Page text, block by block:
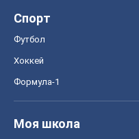
Спорт
Футбол
Хоккей
Формула-1
Моя школа